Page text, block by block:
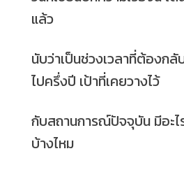
แล้ว
นับว่าเป็นช่วงเวลาที่ต้องก
ไปครึ่งปี เป้าที่เคยวางไว้
กับสถานการณ์ปัจจุบัน มีอะ
บ้างไหม